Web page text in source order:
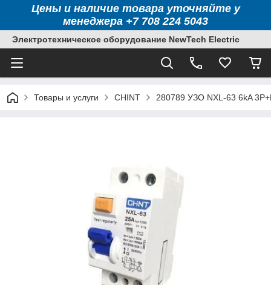
Цены и наличие товара уточняйте у
менеджера +7 708 224 5043
Электротехническое оборудование NewTech Electric
Товары и услуги CHINT 280789 УЗО NXL-63 6kA